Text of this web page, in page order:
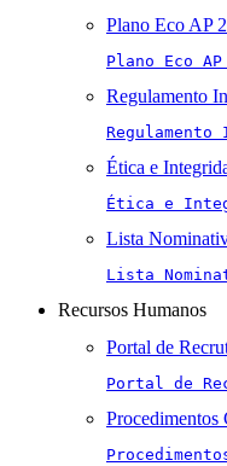
Plano Eco AP
Plano Eco AP
Regulamento
Regulamento
Ética e
Ética e
Lista
Lista
Recursos Humanos
Portal de
Portal de
Procedimentos